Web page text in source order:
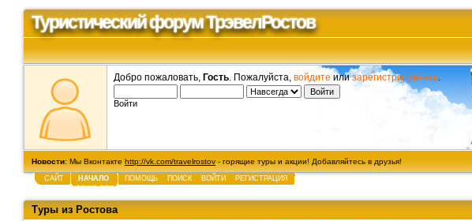
Туристический форум ТрэвелРостов
Добро пожаловать, Гость . Пожалуйста, войдитеилизарегистрируйтесь
Войти
Новости: Мы Вконтакте http://vk.com/travelrostov - горящие туры и акции! Добавляйтесь в друзья!
САЙТ НАЧАЛО ПОМОЩЬ ПОИСК ВОЙТИ РЕГИСТРАЦИЯ
Туры из Ростова